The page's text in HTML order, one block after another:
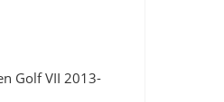
Golf VII 2013-